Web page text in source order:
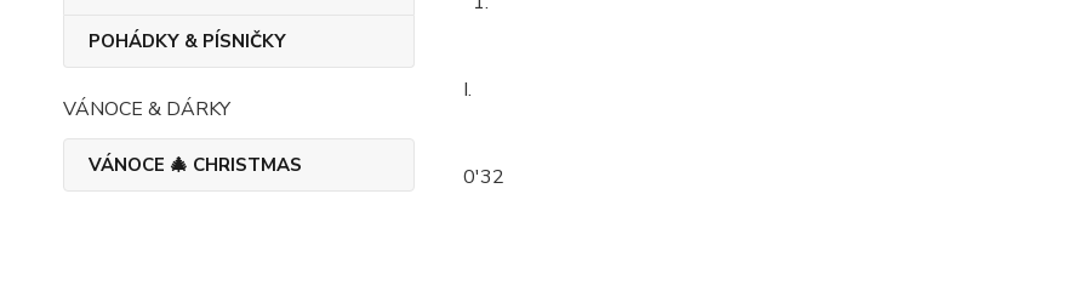
POHÁDKY & PÍSNIČKY
VÁNOCE & DÁRKY
VÁNOCE 🎄 CHRISTMAS
I.
0'32